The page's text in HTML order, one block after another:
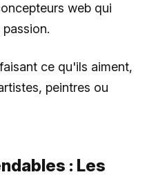
web qui
ce qu'ils aiment,
peintres ou
: Les